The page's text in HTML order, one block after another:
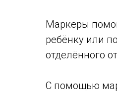
Маркеры
ребёнку или
отделённого
С помощью